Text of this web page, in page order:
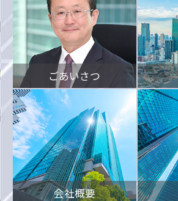
ごあいさつ
会社概要